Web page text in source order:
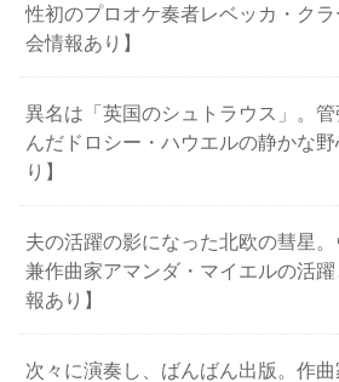
性初のプロオケ奏者レベッカ・ク
会情報あり】
異名は「英国のシュトラウス」。
んだドロシー・ハウエルの静かな
り】
夫の活躍の影になった北欧の彗星
兼作曲家アマンダ・マイエルの活
報あり】
次々に演奏し、ばんばん出版。作